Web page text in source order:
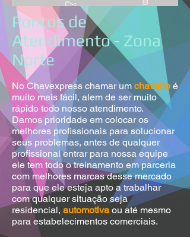
Pontos de
Atendimento - Zona
Norte
No Chavexpress chamar um chaveiro é
muito mais fácil, alem de ser muito
rápido todo nosso atendimento.
Damos prioridade em colocar os
melhores profissionais para solucionar
seus problemas, antes de qualquer
profissional entrar para nossa equipe
ele tem todo o treinamento em parceria
com melhores marcas desse mercado
para que ele esteja apto a trabalhar
com qualquer situação seja
residencial, automotivaou até mesmo
para estabelecimentos comerciais.